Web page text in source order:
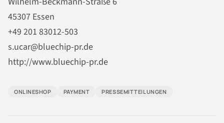
45307 Essen
+49 201 83012-503
s.ucar@bluechip-pr.de
http://www.bluechip-pr.de
ONLINESHOP PAYMENT PRESSEMITTEILUNGEN